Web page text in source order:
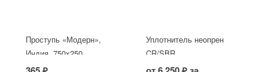
Проступь «Модерн»,
Индия, 750x250
Уплотнитель неопрен
CR/SBR